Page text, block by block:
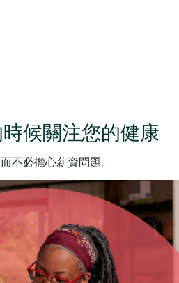
候關注您的健康
不必擔心薪資問題。